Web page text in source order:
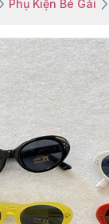
Phụ Kiện Bé Gái